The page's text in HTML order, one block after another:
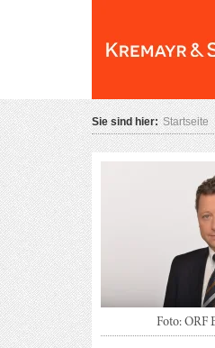
Sie sind hier: Startseite
Foto: ORF